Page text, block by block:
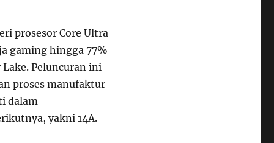
prosesor Core Ultra
gaming hingga 77%
Peluncuran ini
proses manufaktur
dalam
yakni 14A.